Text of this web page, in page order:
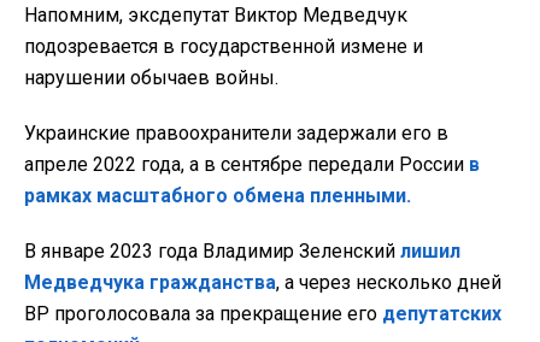
Напомним, эксдепутат Виктор Медведчук
подозревается в государственной измене и
нарушении обычаев войны.
Украинские правоохранители задержали его в
апреле 2022 года, а в сентябре передали России в
рамках масштабного обмена пленными.
В январе 2023 года Владимир Зеленский лишил
Медведчука гражданства, а через несколько дней
ВР проголосовала за прекращение его депутатских